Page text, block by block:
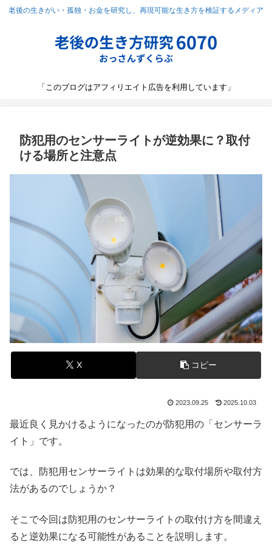
老後の生きがい・孤独・お金を研究し、再現可能な生き方を検証するメディア
「このブログはアフィリエイト広告を利用しています」
防犯用のセンサーライトが逆効果に？取付
ける場所と注意点
X コピー
2023.09.25 2025.10.03
最近良く見かけるようになったのが防犯用の「センサーラ
イト」です。
では、防犯用センサーライトは効果的な取付場所や取付方
法があるのでしょうか？
そこで今回は防犯用のセンサーライトの取付け方を間違え
ると逆効果になる可能性があることを説明します。